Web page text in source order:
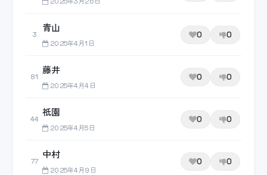
3
青山
2025年4月1日
0 0
81
藤井
2025年4月4日
0 0
44
祇園
2025年4月5日
0 0
77
中村
2025年4月9日
0 0